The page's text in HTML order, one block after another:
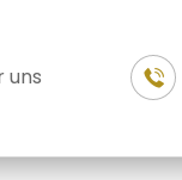
uns